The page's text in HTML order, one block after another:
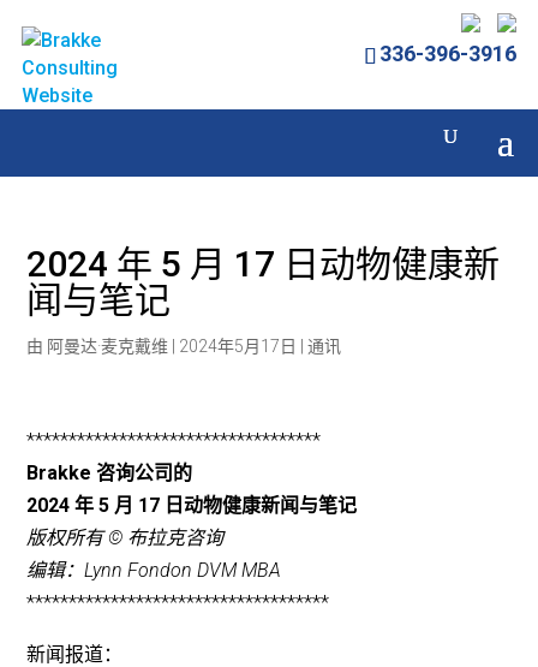
336-396-3916
2024 年 5 月 17 日动物健康新
闻与笔记
由 阿曼达·麦克戴维 2024年5月17日 |通讯
***********************************
Brakke 咨询公司的
2024 年 5 月 17 日动物健康新闻与笔记
版权所有 © 布拉克咨询
编辑：Lynn Fondon DVM MBA
************************************
新闻报道：